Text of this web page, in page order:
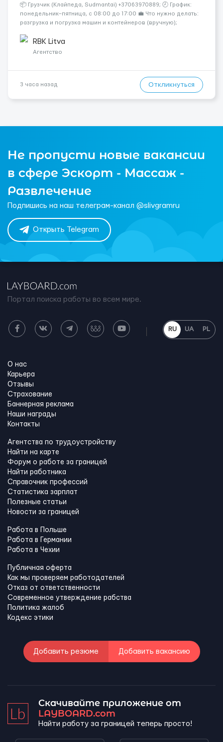
📦 Грузчик (Клайпеда, Sudmantai) +37063970889; 🕗 График:
понедельник–пятница, с 08:00 до 17:00 💼 Что нужно делать:
разгрузка и погрузка машин и контейнеров (вручную);
выполнение других поручений заведующего складом. ✅
Требования: ...
RBK Litva
Агентство
3 часа назад Откликнуться
Не пропусти новые вакансии
в сфере Эскорт - Массаж -
Развлечение
Подпишись на наш телеграм-канал @slivgramru
Открыть Telegram
Портал поиска работы во всем мире.
RU UA PL
О нас
Карьера
Отзывы
Страхование
Баннерная реклама
Наши награды
Контакты
Агентства по трудоустройству
Найти на карте
Форум о работе за границей
Найти работника
Справочник профессий
Статистика зарплат
Полезные статьи
Новости за границей
Работа в Польше
Работа в Германии
Работа в Чехии
Публичная оферта
Как мы проверяем работодателей
Отказ от ответственности
Современное утверждение рабства
Политика жалоб
Кодекс этики
Добавить резюме Добавить вакансию
Скачивайте приложение от
LAYBOARD.com
Найти работу за границей теперь просто!